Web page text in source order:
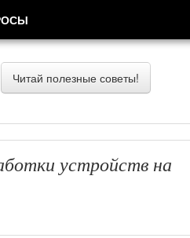
Читай полезные советы!
устройств на